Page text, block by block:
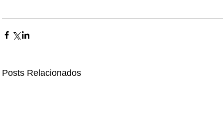
Posts Relacionados